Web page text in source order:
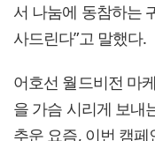
서 나눔에 동참하는
사드린다”고 말했다.
어호선 월드비전 마
을 가슴 시리게 보내
추운 요즘, 이번 캠